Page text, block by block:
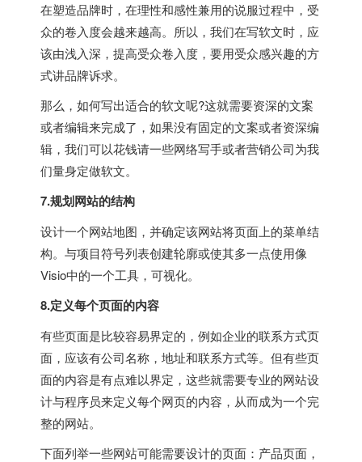
在塑造品牌时，在理性和感性兼用的说服过程中，受
众的卷入度会越来越高。所以，我们在写软文时，应
该由浅入深，提高受众卷入度，要用受众感兴趣的方
式讲品牌诉求。
那么，如何写出适合的软文呢?这就需要资深的文案
或者编辑来完成了，如果没有固定的文案或者资深编
辑，我们可以花钱请一些网络写手或者营销公司为我
们量身定做软文。
7.规划网站的结构
设计一个网站地图，并确定该网站将页面上的菜单结
构。与项目符号列表创建轮廓或使其多一点使用像
Visio中的一个工具，可视化。
8.定义每个页面的内容
有些页面是比较容易界定的，例如企业的联系方式页
面，应该有公司名称，地址和联系方式等。但有些页
面的内容是有点难以界定，这些就需要专业的网站设
计与程序员来定义每个网页的内容，从而成为一个完
整的网站。
下面列举一些网站可能需要设计的页面：产品页面，